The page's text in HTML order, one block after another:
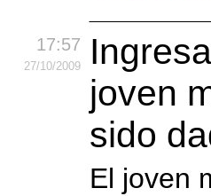
17:57
27/10/2009
joven
sido
El joven